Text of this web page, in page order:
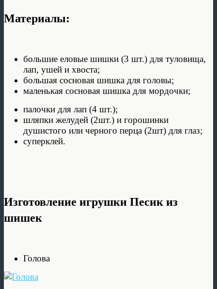
Материалы:
большие еловые шишки (3 шт.) для туловища,
лап, ушей и хвоста;
большая сосновая шишка для головы;
маленькая сосновая шишка для мордочки;
палочки для лап (4 шт.);
шляпки желудей (2шт.) и горошинки
душистого или черного перца (2шт) для глаз;
суперклей.
Изготовление игрушки Песик из
шишек
Голова